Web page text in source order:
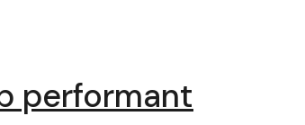
performant